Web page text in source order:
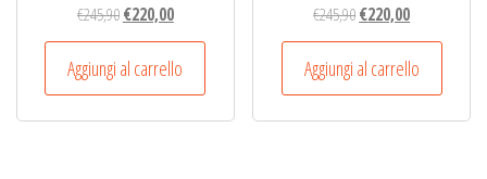
€245,90Il
prezzo
originale
era:
€245,90.
€220,00Il
prezzo
attuale
è:
€220,00.
Aggiungi al carrello
€245,90Il
prezzo
originale
era:
€245,90.
€220,00Il
prezzo
attuale
è:
€220,00.
Aggiungi al carrello